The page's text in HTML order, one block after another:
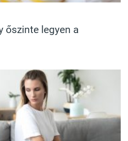
őszinte legyen a